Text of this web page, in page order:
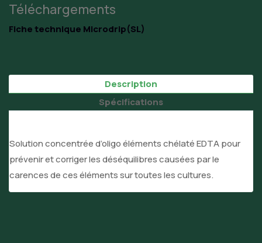
Téléchargements
Fiche technique Microdrip(SL)
Description
Spécifications
Solution concentrée d’oligo éléments chélaté EDTA pour
prévenir et corriger les déséquilibres causées par le
carences de ces éléments sur toutes les cultures.